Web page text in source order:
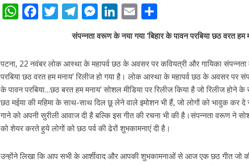
‘शेल्टर होम’ के एक सीन ने तोड़ दिया दिव्या त्यागी का सब्र, कैमरा बंद होने के बाद भी
W
s
A
p
p
F
b
o
o
k
T
itt
er
T
e
gr
a
m
M
ss
e
n
g
er
Li
k
e
dI
n
E
m
ai
l
h
ar
e
संपन्नता वरूण के नया गया ‘बिहार के पावन परबिया छठ वरत हम
पटना, 22 नवंबर लोक आस्था के महापर्व छठ के अवसर पर कवियत्री और गायिका संपन्नता
परबिया छठ वरत हम मनाय’ रिलीज हो गया है। लोक आस्था के महापर्व छठ के अवसर पर
के पावन परबिया…छठ बरत हम मनाय’ सोशल मीडिया पर रिलीज किया है जो रिलीज होने
छठ मईया की महिमा के साथ-साथ दिल छू लेने वाले इमोशन भी हैं, जो लोगों को भावुक कर
गाने को अपनी सुरीली आवाज दी है बल्कि इस गीत की रचना भी की है।संपन्नता वरूण ने
को शेयर करते हुये लोगों को छठ पर्व की ढेरों शुभकामनाएं दी है।
उन्होंने लिखा कि आप सभी के आर्शीवाद और आपकी शुभकामनाओं से आज एक छठ गीत जो की